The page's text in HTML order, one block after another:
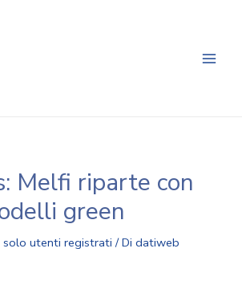
Melfi riparte con
green
solo utenti registrati / Didatiweb